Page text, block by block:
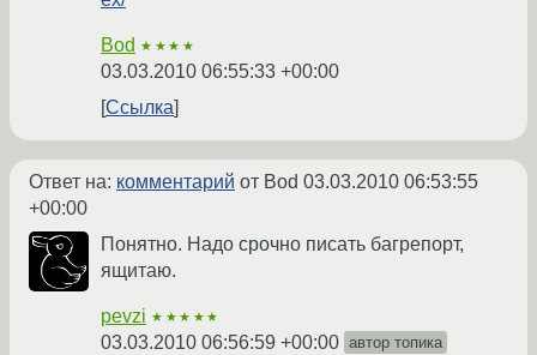
Bod ★★★★
03.03.2010 06:55:33 +00:00
Ссылка
Ответ на: комментарий от Bod 03.03.2010 06:53:55
+00:00
Понятно. Надо срочно писать багрепорт,
ящитаю.
pevzi ★★★★★
03.03.2010 06:56:59 +00:00 автор топика